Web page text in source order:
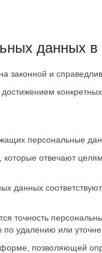
данных
и
персональные
отвечают
удалению или
позволяющей